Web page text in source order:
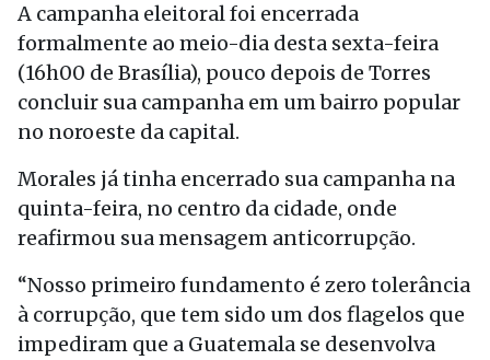
A campanha eleitoral foi encerrada
formalmente ao meio-dia desta sexta-feira
(16h00 de Brasília), pouco depois de Torres
concluir sua campanha em um bairro popular
no noroeste da capital.
Morales já tinha encerrado sua campanha na
quinta-feira, no centro da cidade, onde
reafirmou sua mensagem anticorrupção.
“Nosso primeiro fundamento é zero tolerância
à corrupção, que tem sido um dos flagelos que
impediram que a Guatemala se desenvolva